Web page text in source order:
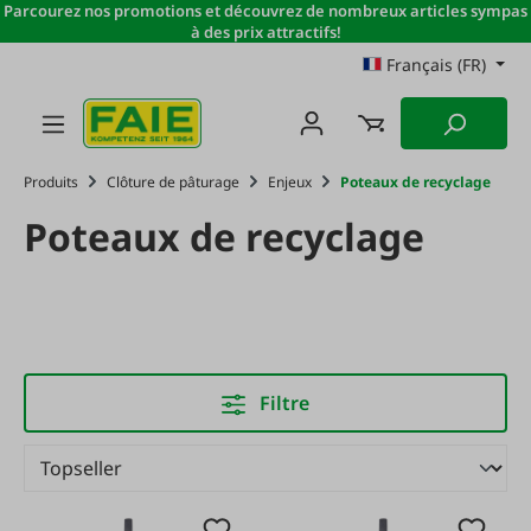
Passer au contenu principal
Parcourez nos promotions et découvrez de nombreux articles sympas
à des prix attractifs!
Français (FR)
Produits Clôture de pâturage Enjeux Poteaux de recyclage
Poteaux de recyclage
Filtre